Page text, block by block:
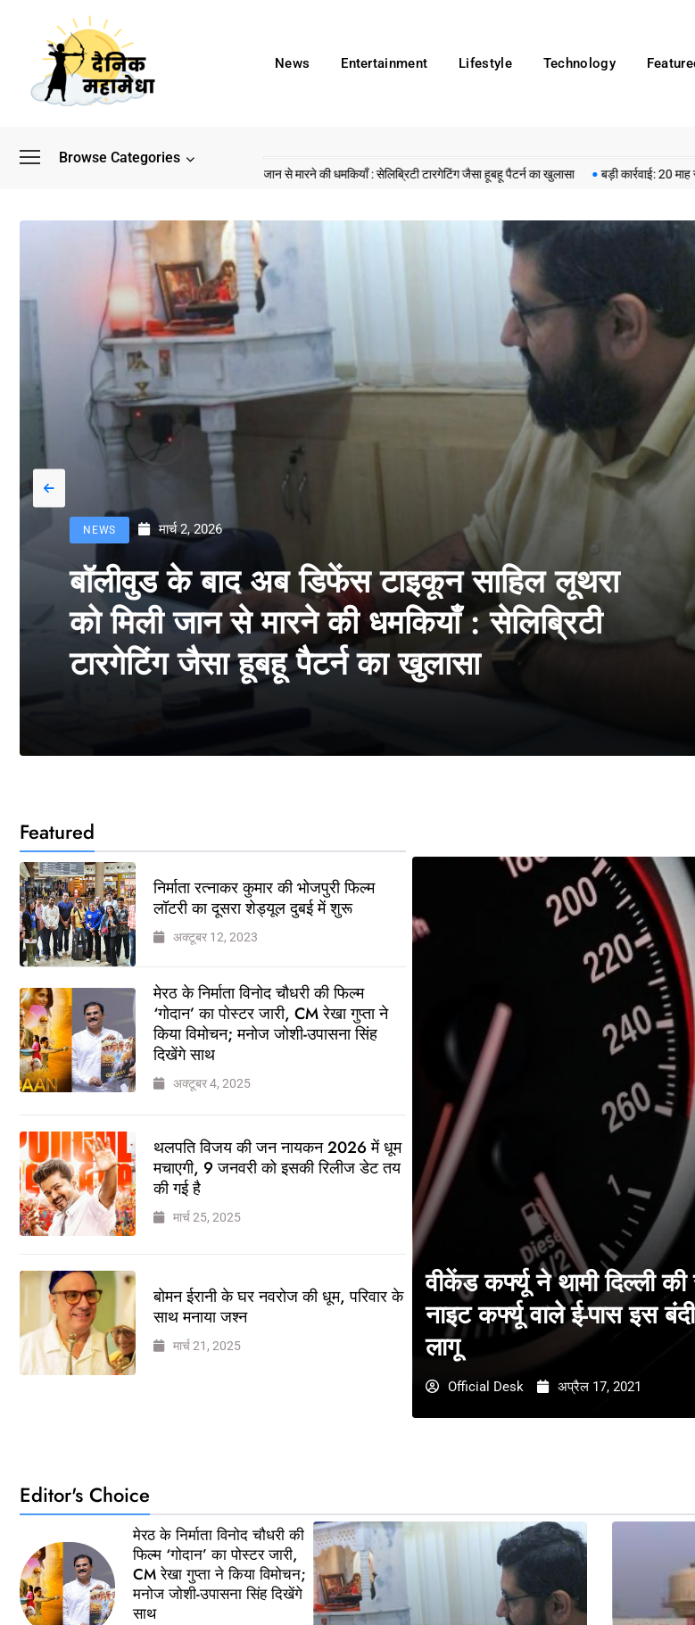
News Entertainment Lifestyle Technology
Browse Categories
बाद अब डिफेंस टाइकून साहिल लूथरा को मिली जान से मारने की धमकियाँ : सेलिब्रिटी टारगेटिंग जैसा हूबहू पैटर्न का खुलासा बड़ी कार्रवाई: 20 माह से जबरन
NEWS मार्च 2, 2026
बॉलीवुड के बाद अब डिफेंस टाइकून साहिल लूथरा
को मिली जान से मारने की धमकियाँ : सेलिब्रिटी
टारगेटिंग जैसा हूबहू पैटर्न का खुलासा
Featured
निर्माता रत्नाकर कुमार की भोजपुरी फिल्म
लॉटरी का दूसरा शेड्यूल दुबई में शुरू
अक्टूबर 12, 2023
मेरठ के निर्माता विनोद चौधरी की फिल्म
‘गोदान’ का पोस्टर जारी, CM रेखा गुप्ता ने
किया विमोचन; मनोज जोशी-उपासना सिंह
दिखेंगे साथ
अक्टूबर 4, 2025
थलपति विजय की जन नायकन 2026 में धूम
मचाएगी, 9 जनवरी को इसकी रिलीज डेट तय
की गई है
मार्च 25, 2025
बोमन ईरानी के घर नवरोज की धूम, परिवार के
साथ मनाया जश्न
मार्च 21, 2025
वीकेंड कर्फ्यू ने थामी दिल्ली की
नाइट कर्फ्यू वाले ई-पास इस
लागू
Official Desk अप्रैल 17, 2021
Editor's Choice
मेरठ के निर्माता विनोद चौधरी की
फिल्म ‘गोदान’ का पोस्टर जारी,
CM रेखा गुप्ता ने किया विमोचन;
मनोज जोशी-उपासना सिंह दिखेंगे
साथ